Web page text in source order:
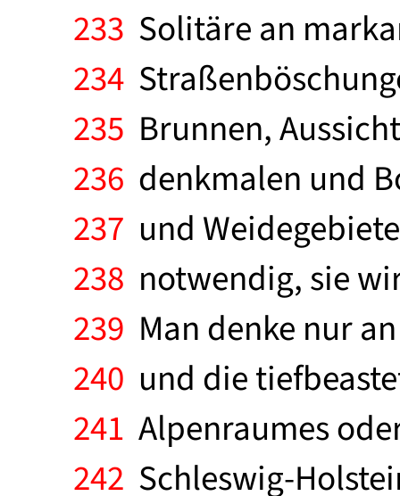
233 Solitäre an
234
235 Brunnen,
236 denkmalen und
237 und
238 notwendig, sie
239 Man denke nur
240 und die
241 Alpenraumes
242 Schleswig-